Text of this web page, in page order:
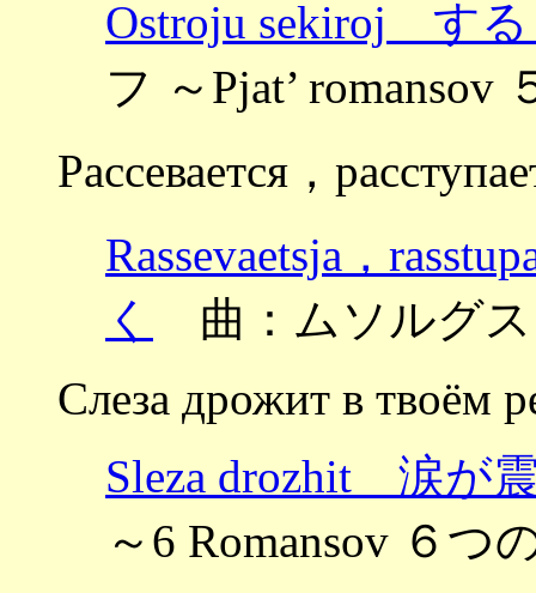
Ostroju sekiroj す
フ ～Pjat’ romansov
Рассевается，
Rassevaetsja，
く
曲：ムソルグ
Слеза дрожит в твоём
Sleza drozhit 涙が
～6 Romansov ６つ